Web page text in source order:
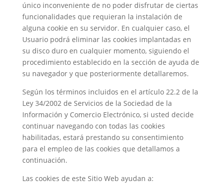
único inconveniente de no poder disfrutar de ciertas
funcionalidades que requieran la instalación de
alguna cookie en su servidor. En cualquier caso, el
Usuario podrá eliminar las cookies implantadas en
su disco duro en cualquier momento, siguiendo el
procedimiento establecido en la sección de ayuda de
su navegador y que posteriormente detallaremos.
Según los términos incluidos en el artículo 22.2 de la
Ley 34/2002 de Servicios de la Sociedad de la
Información y Comercio Electrónico, si usted decide
continuar navegando con todas las cookies
habilitadas, estará prestando su consentimiento
para el empleo de las cookies que detallamos a
continuación.
Las cookies de este Sitio Web ayudan a: